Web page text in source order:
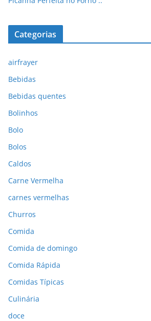
Categorias
airfrayer
Bebidas
Bebidas quentes
Bolinhos
Bolo
Bolos
Caldos
Carne Vermelha
carnes vermelhas
Churros
Comida
Comida de domingo
Comida Rápida
Comidas Típicas
Culinária
doce